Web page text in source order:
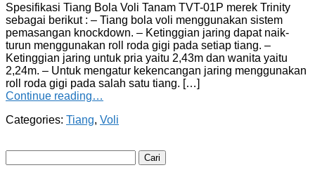
Spesifikasi Tiang Bola Voli Tanam TVT-01P merek Trinity
sebagai berikut : – Tiang bola voli menggunakan sistem
pemasangan knockdown. – Ketinggian jaring dapat naik-
turun menggunakan roll roda gigi pada setiap tiang. –
Ketinggian jaring untuk pria yaitu 2,43m dan wanita yaitu
2,24m. – Untuk mengatur kekencangan jaring menggunakan
roll roda gigi pada salah satu tiang. […]
Continue reading…
Categories: Tiang, Voli